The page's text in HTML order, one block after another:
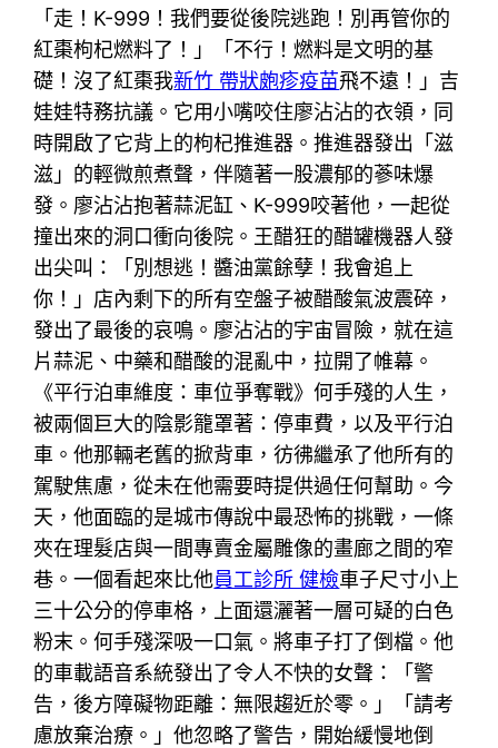
「走！K-999！我們要從後院逃跑！別再管你的
紅棗枸杞燃料了！」「不行！燃料是文明的基
礎！沒了紅棗我新竹 帶狀皰疹疫苗飛不遠！」吉
娃娃特務抗議。它用小嘴咬住廖沾沾的衣領，同
時開啟了它背上的枸杞推進器。推進器發出「滋
滋」的輕微煎煮聲，伴隨著一股濃郁的蔘味爆
發。廖沾沾抱著蒜泥缸、K-999咬著他，一起從
撞出來的洞口衝向後院。王醋狂的醋罐機器人發
出尖叫：「別想逃！醬油黨餘孽！我會追上
你！」店內剩下的所有空盤子被醋酸氣波震碎，
發出了最後的哀鳴。廖沾沾的宇宙冒險，就在這
片蒜泥、中藥和醋酸的混亂中，拉開了帷幕。
《平行泊車維度：車位爭奪戰》何手殘的人生，
被兩個巨大的陰影籠罩著：停車費，以及平行泊
車。他那輛老舊的掀背車，彷彿繼承了他所有的
駕駛焦慮，從未在他需要時提供過任何幫助。今
天，他面臨的是城市傳說中最恐怖的挑戰，一條
夾在理髮店與一間專賣金屬雕像的畫廊之間的窄
巷。一個看起來比他員工診所 健檢車子尺寸小上
三十公分的停車格，上面還灑著一層可疑的白色
粉末。何手殘深吸一口氣。將車子打了倒檔。他
的車載語音系統發出了令人不快的女聲：「警
告，後方障礙物距離：無限趨近於零。」「請考
慮放棄治療。」他忽略了警告，開始緩慢地倒